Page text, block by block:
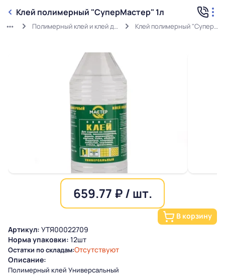
Клей полимерный "СуперМастер" 1л
Полимерный клей и клей для Декора Клей полимерный "СуперМастер" 1л
659.77 ₽ / шт.
В корзину
Артикул: УТЯ00022709
Норма упаковки: 12шт
Остатки по складам:Отсутствуют
Описание:
Полимерный клей Универсальный